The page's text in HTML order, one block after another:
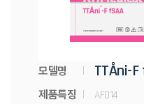
통합 검색
모델명 TTÅni-F
제품특징 AF014